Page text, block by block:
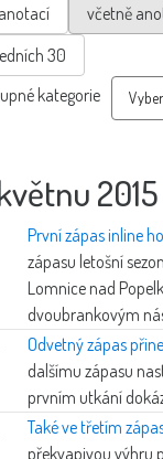
včetně
30
kategorie
První zápas inline
zápasu letošní
Lomnice nad
dvoubrankovým
Odvetný zápas
dalšímu zápasu
prvním utkání
Také ve třetím
překvapivou výhru